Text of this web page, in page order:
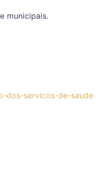
municipais.
dos-servicos-de-saude